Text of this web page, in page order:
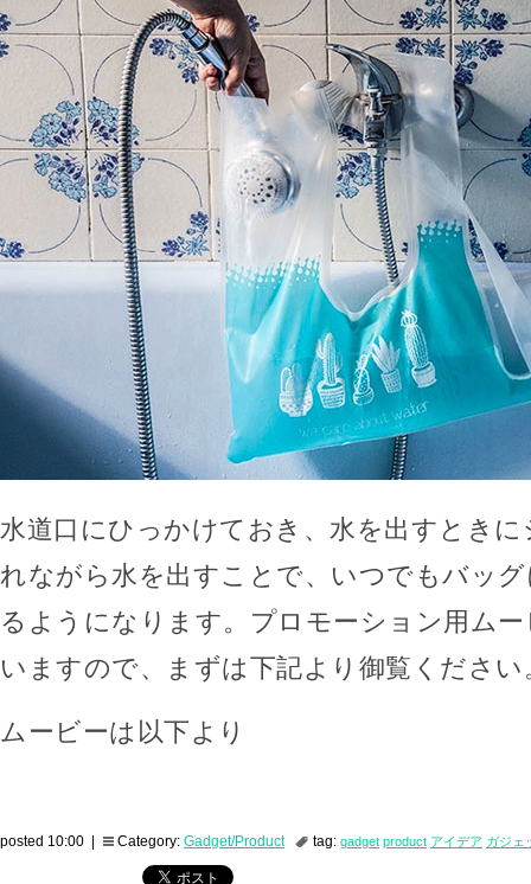
水道口にひっかけておき、水を出すとき
れながら水を出すことで、いつでもバッ
るようになります。プロモーション用ム
いますので、まずは下記より御覧ください
ムービーは以下より
posted 10:00 | Category: Gadget/Product tag: gadget product アイデア ガジェ